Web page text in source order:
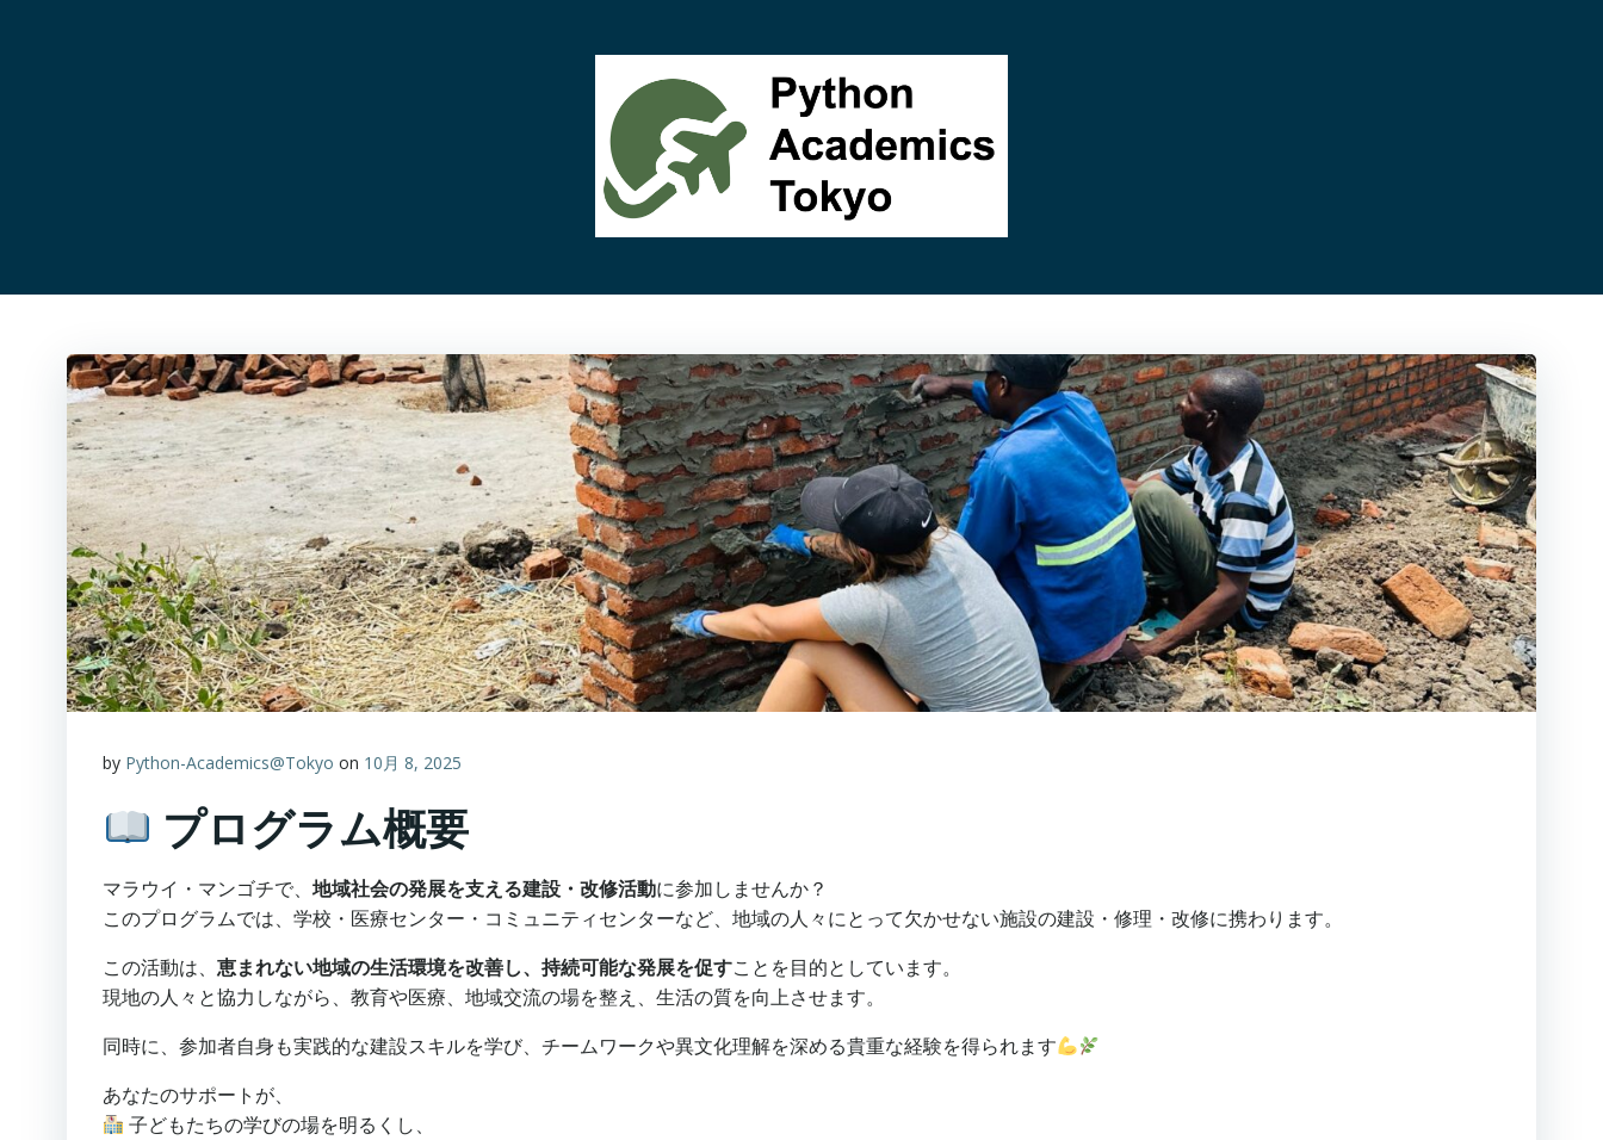
by Python-Academics@Tokyo on 10月 8, 2025
プログラム概要
マラウイ・マンゴチで、 地域社会の発展を支える建設・改修活動に参加しませんか？
このプログラムでは、学校・医療センター・コミュニティセンターなど、地域の人々にとって欠かせない施設の建設・修理・改修に携わります。
この活動は、 恵まれない地域の生活環境を改善し、持続可能な発展を促すことを目的としています。
現地の人々と協力しながら、教育や医療、地域交流の場を整え、生活の質を向上させます。
同時に、参加者自身も実践的な建設スキルを学び、チームワークや異文化理解を深める貴重な経験を得られます
あなたのサポートが、
子どもたちの学びの場を明るくし、